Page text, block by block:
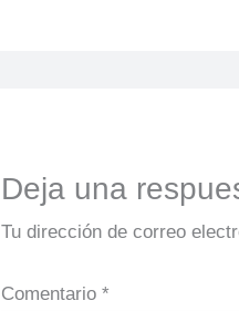
Deja una
Tu dirección de correo
Comentario*